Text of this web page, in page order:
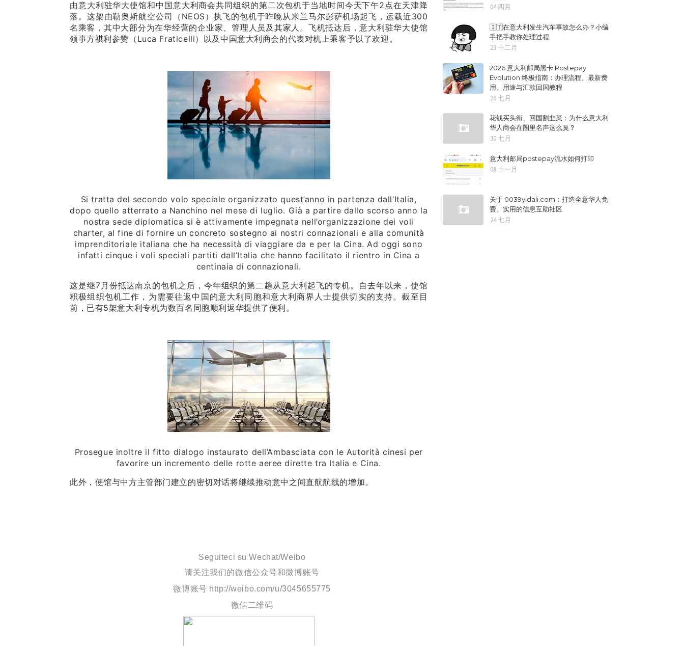
由意大利驻华大使馆和中国意大利商会共同组织的第二次包机于当地时间今天下午2点在天津降
落。这架由勒奥斯航空公司（NEOS）执飞的包机于昨晚从米兰马尔彭萨机场起飞，运载近300
名乘客，其中大部分为在华经营的企业家、管理人员及其家人。飞机抵达后，意大利驻华大使馆
领事方祺利参赞（Luca Fraticelli）以及中国意大利商会的代表对机上乘客予以了欢迎。
Si tratta del secondo volo speciale organizzato quest’anno in partenza dall’Italia,
dopo quello atterrato a Nanchino nel mese di luglio. Già a partire dallo scorso anno la
nostra sede diplomatica si è attivamente impegnata nell’organizzazione dei voli
charter, al fine di fornire un concreto sostegno ai nostri connazionali e alla comunità
imprenditoriale italiana che ha necessità di viaggiare da e per la Cina. Ad oggi sono
infatti cinque i voli speciali partiti dall’Italia che hanno facilitato il rientro in Cina a
centinaia di connazionali.
这是继7月份抵达南京的包机之后，今年组织的第二趟从意大利起飞的专机。自去年以来，使馆
积极组织包机工作，为需要往返中国的意大利同胞和意大利商界人士提供切实的支持。截至目
前，已有5架意大利专机为数百名同胞顺利返华提供了便利。
Prosegue inoltre il fitto dialogo instaurato dell’Ambasciata con le Autorità cinesi per
favorire un incremento delle rotte aeree dirette tra Italia e Cina.
此外，使馆与中方主管部门建立的密切对话将继续推动意中之间直航航线的增加。
Seguiteci su Wechat/Weibo
请关注我们的微信公众号和微博账号
微博账号 http://weibo.com/u/3045655775
微信二维码
04 四月
🇮🇹在意大利发生汽车事故怎么办？小编
手把手教你处理过程
23 十二月
2026 意大利邮局黑卡 Postepay
Evolution 终极指南：办理流程、最新费
用、用途与汇款回国教程
26 七月
花钱买头衔、回国割韭菜：为什么意大利
华人商会在圈里名声这么臭？
30 七月
意大利邮局postepay流水如何打印
08 十一月
关于 0039yidali.com：打造全意华人免
费、实用的信息互助社区
24 七月